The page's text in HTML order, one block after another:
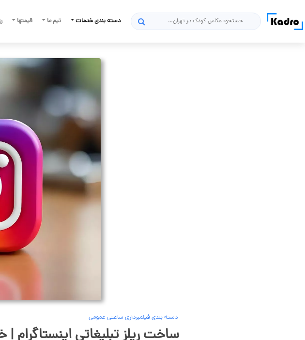
جستجو دسته بندی خدمات تیم ما قیمتها
دسته بندی فیلمبرداری ساعتی عمومی
ساخت ریلز تبلیغاتی اینستاگرام |